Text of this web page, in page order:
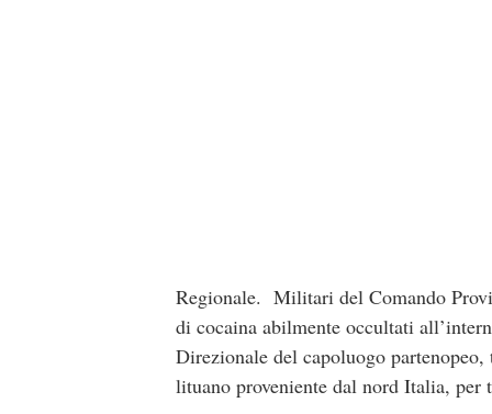
Regionale. Militari del Comando
di cocaina abilmente occultati
Direzionale del capoluogo
lituano proveniente dal nord Italia,